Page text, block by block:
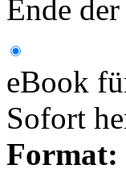
Ende
eBook
Sofort
Format: